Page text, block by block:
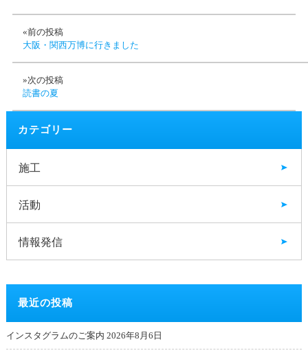
«前の投稿
大阪・関西万博に行きました
»次の投稿
読書の夏
カテゴリー
施工
活動
情報発信
最近の投稿
インスタグラムのご案内 2026年8月6日